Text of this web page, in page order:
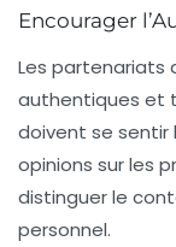
Encourager
Les partenariats
authentiques et
doivent se sentir
opinions sur les
distinguer le
personnel.